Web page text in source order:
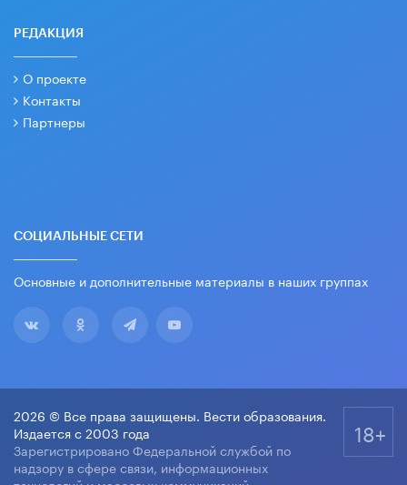
РЕДАКЦИЯ
О проекте
Контакты
Партнеры
СОЦИАЛЬНЫЕ СЕТИ
Основные и дополнительные материалы в наших группах
2026 © Все права защищены. Вести образования.
Издается с 2003 года
Зарегистрировано Федеральной службой по
надзору в сфере связи, информационных
18+